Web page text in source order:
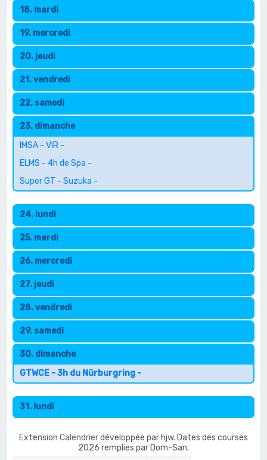
18. mardi
19. mercredi
20. jeudi
21. vendredi
22. samedi
23. dimanche
IMSA - VIR -
ELMS - 4h de Spa -
Super GT - Suzuka -
24. lundi
25. mardi
26. mercredi
27. jeudi
28. vendredi
29. samedi
30. dimanche
GTWCE - 3h du Nürburgring -
31. lundi
Extension Calendrierdéveloppée par hjw. Dates des courses
2026 remplies par Dom-San.